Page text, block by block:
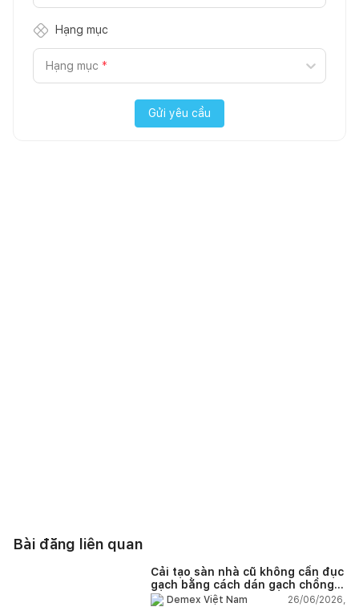
Hạng mục
Hạng mục *
Gửi yêu cầu
Bài đăng liên quan
Cải tạo sàn nhà cũ không cần đục
gạch bằng cách dán gạch chồng
gạch có được không?
Demex Việt Nam
26/06/2026,